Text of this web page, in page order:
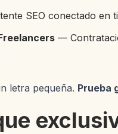
SEO conectado en
—
letra pequeña. Prueba